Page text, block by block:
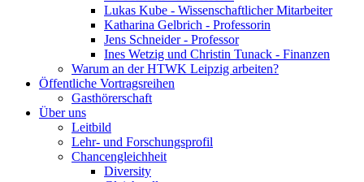
Lukas Kube - Wissenschaftlicher Mitarbeiter
Katharina Gelbrich - Professorin
Jens Schneider - Professor
Ines Wetzig und Christin Tunack - Finanzen
Warum an der HTWK Leipzig arbeiten?
Öffentliche Vortragsreihen
Gasthörerschaft
Über uns
Leitbild
Lehr- und Forschungsprofil
Chancengleichheit
Diversity